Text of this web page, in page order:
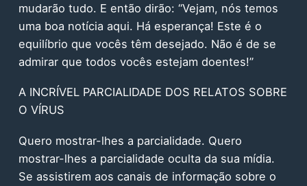
mudarão tudo. E então dirão: “Vejam, nós temos
uma boa notícia aqui. Há esperança! Este é o
equilíbrio que vocês têm desejado. Não é de se
admirar que todos vocês estejam doentes!”
A INCRÍVEL PARCIALIDADE DOS RELATOS SOBRE
O VÍRUS
Quero mostrar-lhes a parcialidade. Quero
mostrar-lhes a parcialidade oculta da sua mídia.
Se assistirem aos canais de informação sobre o